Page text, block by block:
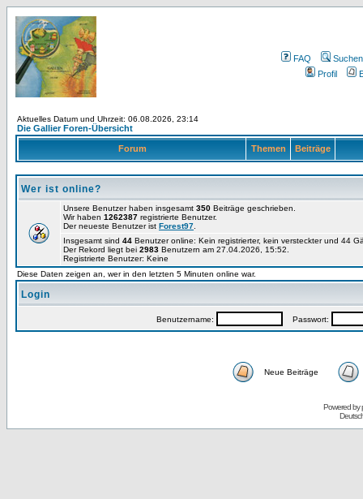
FAQ
Suchen
Profil
Aktuelles Datum und Uhrzeit: 06.08.2026, 23:14
Die Gallier Foren-Übersicht
Forum Themen Beiträge
Wer ist online?
Unsere Benutzer haben insgesamt 350 Beiträge geschrieben.
Wir haben 1262387 registrierte Benutzer.
Der neueste Benutzer ist Forest97
Insgesamt sind 44 Benutzer online: Kein registrierter, kein versteckter und 44
Der Rekord liegt bei 2983 Benutzern am 27.04.2026, 15:52.
Registrierte Benutzer: Keine
Diese Daten zeigen an, wer in den letzten 5 Minuten online war.
Login
Benutzername: Passwort:
Neue Beiträge
Powered by